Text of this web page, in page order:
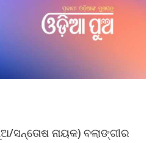
ସନ୍ତୋଷ ନାୟକ) ବଲାଙ୍ଗୀର